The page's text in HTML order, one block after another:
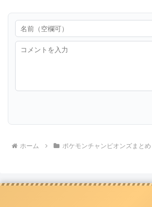
ホーム ポケモンチャンピオンズまとめ